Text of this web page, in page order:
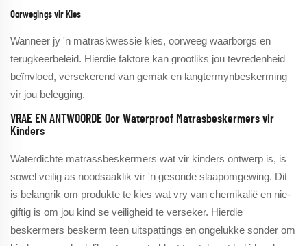
Oorwegings vir Kies
Wanneer jy 'n matraskwessie kies, oorweeg waarborgs en
terugkeerbeleid. Hierdie faktore kan grootliks jou tevredenheid
beïnvloed, versekerend van gemak en langtermynbeskerming
vir jou belegging.
VRAE EN ANTWOORDE Oor Waterproof Matrasbeskermers vir
Kinders
Waterdichte matrassbeskermers wat vir kinders ontwerp is, is
sowel veilig as noodsaaklik vir 'n gesonde slaapomgewing. Dit
is belangrik om produkte te kies wat vry van chemikalië en nie-
giftig is om jou kind se veiligheid te verseker. Hierdie
beskermers beskerm teen uitspattings en ongelukke sonder om